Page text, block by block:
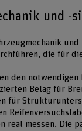
und -
die für
den
Belag für
für
real messen. Die